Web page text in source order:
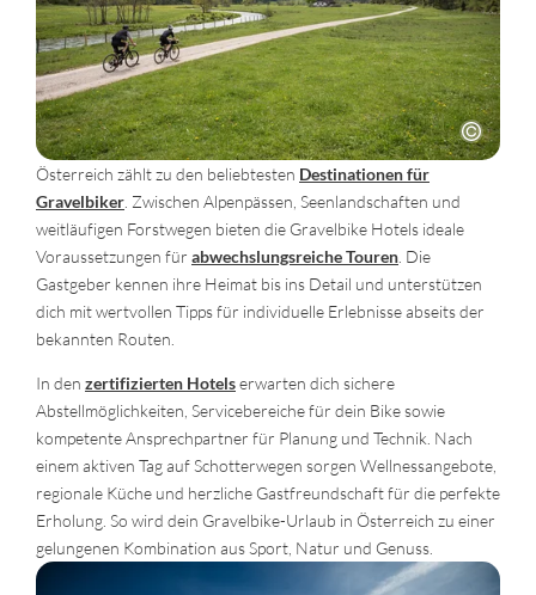
Österreich zählt zu den beliebtesten Destinationen für
Gravelbiker . Zwischen Alpenpässen, Seenlandschaften und
weitläufigen Forstwegen bieten die Gravelbike Hotels ideale
Voraussetzungen für abwechslungsreiche Touren . Die
Gastgeber kennen ihre Heimat bis ins Detail und unterstützen
dich mit wertvollen Tipps für individuelle Erlebnisse abseits der
bekannten Routen.
In den zertifizierten Hotelserwarten dich sichere
Abstellmöglichkeiten, Servicebereiche für dein Bike sowie
kompetente Ansprechpartner für Planung und Technik. Nach
einem aktiven Tag auf Schotterwegen sorgen Wellnessangebote,
regionale Küche und herzliche Gastfreundschaft für die perfekte
Erholung. So wird dein Gravelbike-Urlaub in Österreich zu einer
gelungenen Kombination aus Sport, Natur und Genuss.